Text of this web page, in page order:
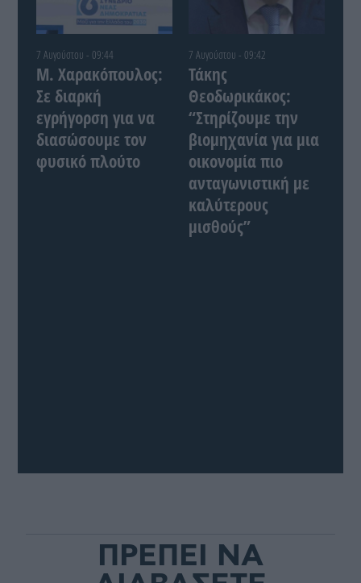
7 Αυγούστου - 09:44
Μ. Χαρακόπουλος:
Σε διαρκή
εγρήγορση για να
διασώσουμε τον
φυσικό πλούτο
7 Αυγούστου - 09:42
Τάκης
Θεοδωρικάκος:
“Στηρίζουμε την
βιομηχανία για μια
οικονομία πιο
ανταγωνιστική με
καλύτερους
μισθούς”
ΠΡΕΠΕΙ ΝΑ